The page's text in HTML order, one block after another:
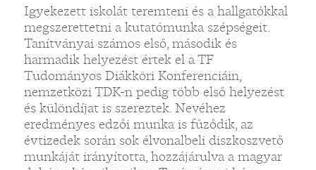
Igyekezett iskolát teremteni és a hallgatókkal
megszerettetni a kutatómunka szépségeit.
Tanítványai számos első, második és
harmadik helyezést értek el a TF
Tudományos Diákköri Konferenciáin,
nemzetközi TDK-n pedig több első helyezést
és különdíjat is szereztek. Nevéhez
eredményes edzői munka is fűződik, az
évtizedek során sok élvonalbeli diszkoszvető
munkáját irányította, hozzájárulva a magyar